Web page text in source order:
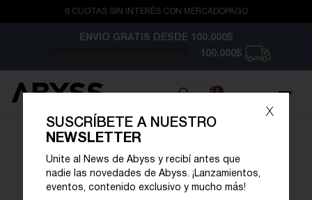
x
SUSCRÍBETE A NUESTRO
NEWSLETTER
Unite al News de Abyss y recibí antes que
nadie las novedades de Abyss. ¡Lanzamientos,
eventos, contenido exclusivo y mucho más!
6 CUOTAS SIN INTERÉS CON MERCADOPAGO
ENVIO GRATIS DESDE 100.000$
100.000$
0